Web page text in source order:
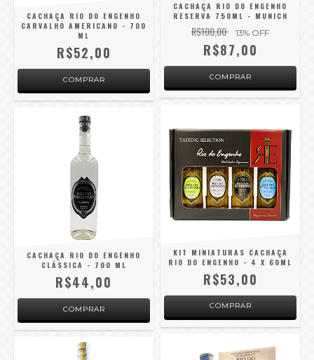
CACHAÇA RIO DO ENGENHO
CARVALHO AMERICANO - 700
ML
R$52,00
CACHAÇA RIO DO ENGENHO
RESERVA 750ML - MUNICH
R$100,00 13% OFF
R$87,00
CACHAÇA RIO DO ENGENHO
CLÁSSICA - 700 ML
R$44,00
KIT MINIATURAS CACHAÇA
RIO DO ENGENHO - 4 X 60ML
R$53,00
COMPRAR